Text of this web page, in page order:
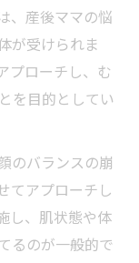
、産後ママの悩
が受けられま
プローチし、む
を目的としてい
のバランスの崩
てアプローチし
し、肌状態や体
るのが一般的で